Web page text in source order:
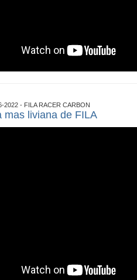
2022 - FILA RACER CARBON
mas liviana de FILA